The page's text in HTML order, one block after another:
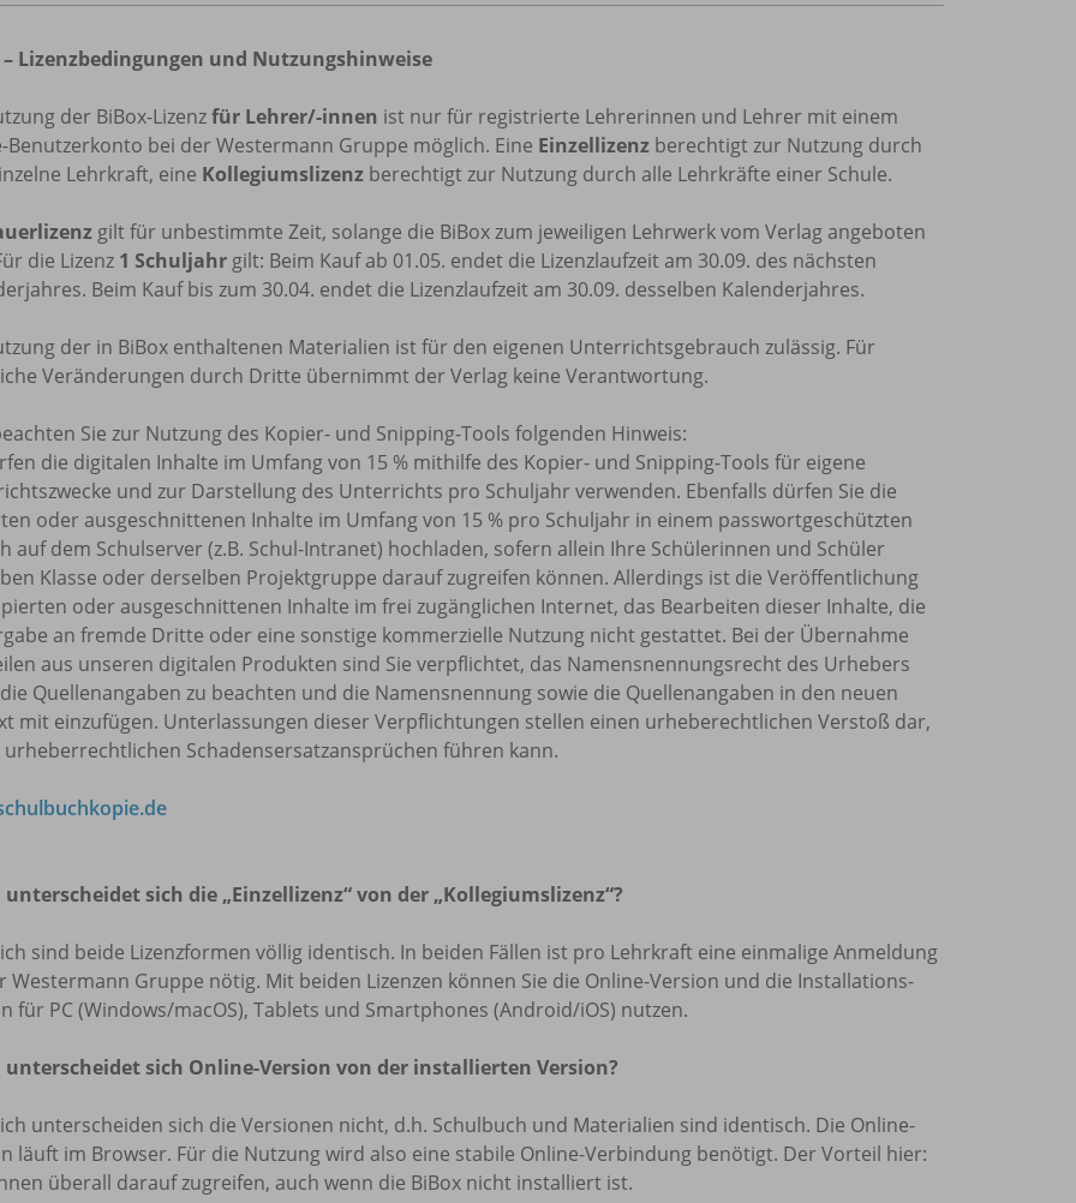
– Lizenzbedingungen und Nutzungshinweise
der BiBox-Lizenzfür Lehrer/-innen ist nur für registrierte Lehrerinnen und Lehrer mit einem
Benutzerkonto bei der Westermann Gruppe möglich. Eine Einzellizenz berechtigt zur Nutzung durch
Lehrkraft, eine Kollegiumslizenz berechtigt zur Nutzung durch alle Lehrkräfte einer Schule.
gilt für unbestimmte Zeit, solange die BiBox zum jeweiligen Lehrwerk vom Verlag angeboten
die Lizenz 1 Schuljahr gilt: Beim Kauf ab 01.05. endet die Lizenzlaufzeit am 30.09. des nächsten
Beim Kauf bis zum 30.04. endet die Lizenzlaufzeit am 30.09. desselben Kalenderjahres.
der in BiBox enthaltenen Materialien ist für den eigenen Unterrichtsgebrauch zulässig. Für
Veränderungen durch Dritte übernimmt der Verlag keine Verantwortung.
Sie zur Nutzung des Kopier- und Snipping-Tools folgenden Hinweis:
die digitalen Inhalte im Umfang von 15 % mithilfe des Kopier- und Snipping-Tools für eigene
und zur Darstellung des Unterrichts pro Schuljahr verwenden. Ebenfalls dürfen Sie die
oder ausgeschnittenen Inhalte im Umfang von 15 % pro Schuljahr in einem passwortgeschützten
auf dem Schulserver (z.B. Schul-Intranet) hochladen, sofern allein Ihre Schülerinnen und Schüler
Klasse oder derselben Projektgruppe darauf zugreifen können. Allerdings ist die Veröffentlichung
oder ausgeschnittenen Inhalte im frei zugänglichen Internet, das Bearbeiten dieser Inhalte, die
an fremde Dritte oder eine sonstige kommerzielle Nutzung nicht gestattet. Bei der Übernahme
aus unseren digitalen Produkten sind Sie verpflichtet, das Namensnennungsrecht des Urhebers
Quellenangaben zu beachten und die Namensnennung sowie die Quellenangaben in den neuen
mit einzufügen. Unterlassungen dieser Verpflichtungen stellen einen urheberechtlichen Verstoß dar,
urheberrechtlichen Schadensersatzansprüchen führen kann.
sich die „Einzellizenz“ von der „Kollegiumslizenz“?
sind beide Lizenzformen völlig identisch. In beiden Fällen ist pro Lehrkraft eine einmalige Anmeldung
Westermann Gruppe nötig. Mit beiden Lizenzen können Sie die Online-Version und die Installations-
für PC (Windows/macOS), Tablets und Smartphones (Android/iOS) nutzen.
unterscheidet sich Online-Version von der installierten Version?
unterscheiden sich die Versionen nicht, d.h. Schulbuch und Materialien sind identisch. Die Online-
läuft im Browser. Für die Nutzung wird also eine stabile Online-Verbindung benötigt. Der Vorteil hier:
überall darauf zugreifen, auch wenn die BiBox nicht installiert ist.